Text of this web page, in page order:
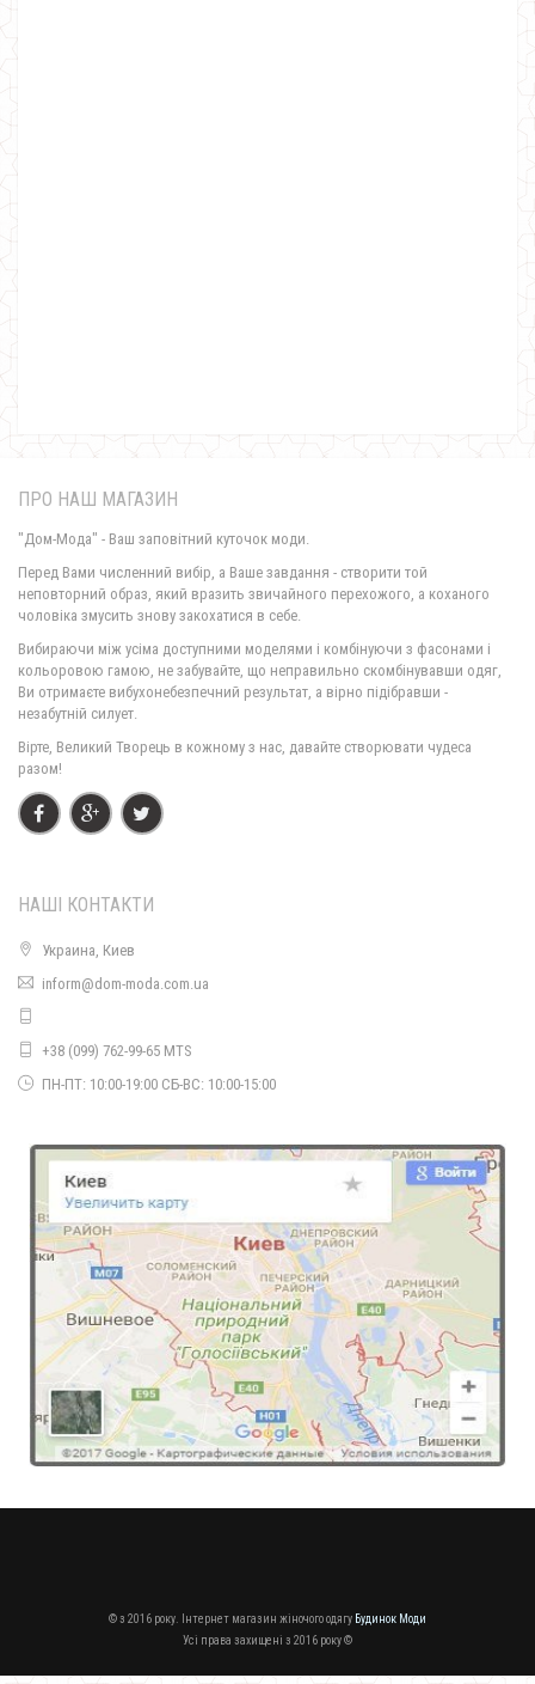
610.00грн.
Жіноче офісне плаття з рукавом "Еліка"
Модне офісне плаття для повних жінок
600.00грн.
Офісне плаття в клітинку великого розміру
600.00грн.
ПРО НАШ МАГАЗИН
"Дом-Мода" - Ваш заповітний куточок моди.
Перед Вами численний вибір, а Ваше завдання - створити той
неповторний образ, який вразить звичайного перехожого, а коханого
чоловіка змусить знову закохатися в себе.
Вибираючи між усіма доступними моделями і комбінуючи з фасонами і
кольоровою гамою, не забувайте, що неправильно скомбінувавши одяг,
Ви отримаєте вибухонебезпечний результат, а вірно підібравши -
незабутній силует.
Вірте, Великий Творець в кожному з нас, давайте створювати чудеса
разом!
НАШІ КОНТАКТИ
Украина, Киев
inform@dom-moda.com.ua
+38 (099) 762-99-65 MTS
ПН-ПТ: 10:00-19:00 СБ-ВС: 10:00-15:00
© з 2016 року. Інтернет магазин жіночого одягу Будинок Моди
Усі права захищені з 2016 року ©